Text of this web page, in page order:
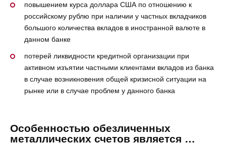
повышением курса доллара США по отношению к
российскому рублю при наличии у частных вкладчиков
большого количества вкладов в иностранной валюте в
данном банке
потерей ликвидности кредитной организации при
активном изъятии частными клиентами вкладов из банка
в случае возникновения общей кризисной ситуации на
рынке или в случае проблем у данного банка
Особенностью обезличенных
металлических счетов является …